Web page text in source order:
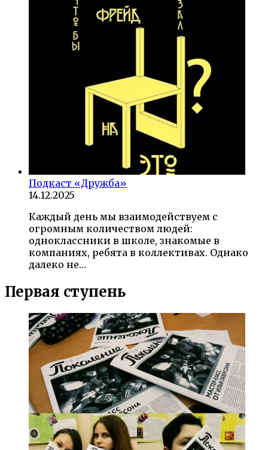
Подкаст «Дружба»
14.12.2025
Каждый день мы взаимодействуем с
огромным количеством людей:
одноклассники в школе, знакомые в
компаниях, ребята в коллективах. Однако
далеко не…
Первая ступень